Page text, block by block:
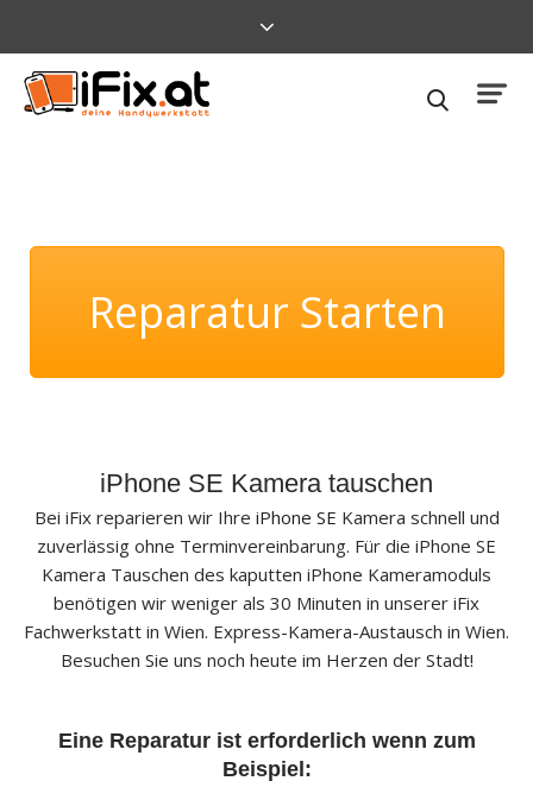
Reparatur Starten
iPhone SE Kamera tauschen
Bei iFix reparieren wir Ihre iPhone SE Kamera schnell und
zuverlässig ohne Terminvereinbarung. Für die iPhone SE
Kamera Tauschen des kaputten iPhone Kameramoduls
benötigen wir weniger als 30 Minuten in unserer iFix
Fachwerkstatt in Wien. Express-Kamera-Austausch in Wien.
Besuchen Sie uns noch heute im Herzen der Stadt!
Eine Reparatur ist erforderlich wenn zum
Beispiel: